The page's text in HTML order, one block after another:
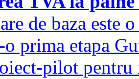
de baza este
prima etapa
pilot pentru